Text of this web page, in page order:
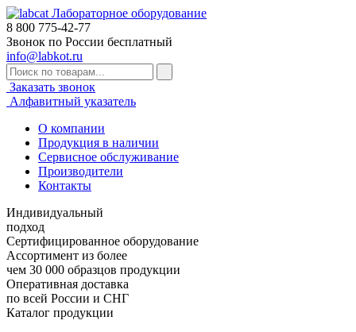
Лабораторное оборудование
8 800 775-42-77
Звонок по России бесплатный
info@labkot.ru
Заказать звонок
Алфавитный указатель
О компании
Продукция в наличии
Сервисное обслуживание
Производители
Контакты
Индивидуальный
подход
Сертифицированное оборудование
Ассортимент из более
чем 30 000 образцов продукции
Оперативная доставка
по всей России и СНГ
Каталог продукции